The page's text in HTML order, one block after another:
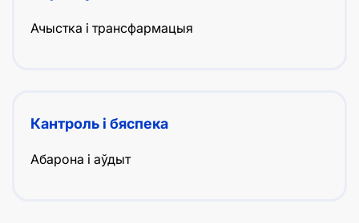
Ачыстка і трансфармацыя
Кантроль і бяспека
Абарона і аўдыт